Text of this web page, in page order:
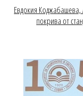
Евдокия Коджабашева,
покрива от